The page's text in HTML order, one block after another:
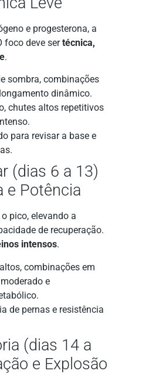
e progesterona, a
foco deve sertécnica,
.
sombra, combinações
dinâmico.
chutes altos repetitivos
para revisar a base e
(dias 6 a 13)
e Potência
pico, elevando a
de recuperação.
intensos.
combinações em
e
de pernas e resistência
(dias 14 a
e Explosão